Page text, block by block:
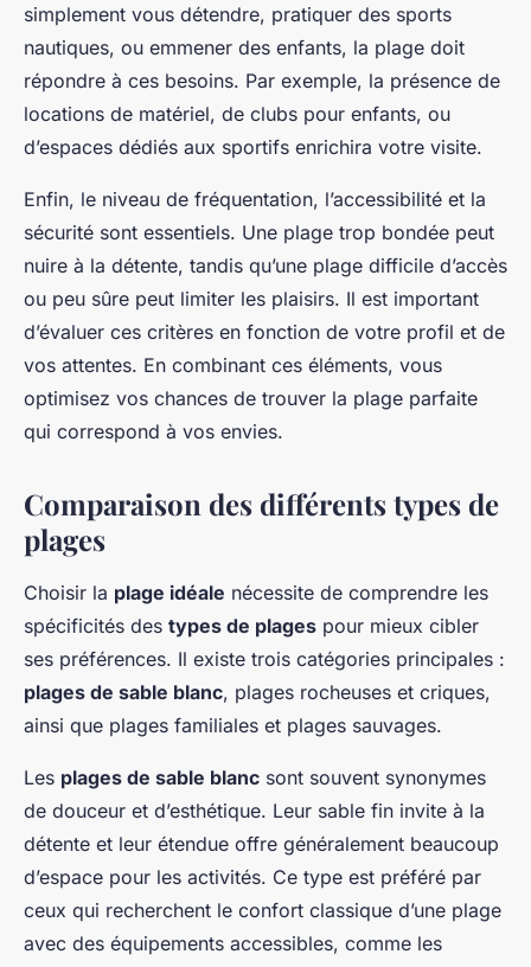
simplement vous détendre, pratiquer des sports
nautiques, ou emmener des enfants, la plage doit
répondre à ces besoins. Par exemple, la présence de
locations de matériel, de clubs pour enfants, ou
d’espaces dédiés aux sportifs enrichira votre visite.
Enfin, le niveau de fréquentation, l’accessibilité et la
sécurité sont essentiels. Une plage trop bondée peut
nuire à la détente, tandis qu’une plage difficile d’accès
ou peu sûre peut limiter les plaisirs. Il est important
d’évaluer ces critères en fonction de votre profil et de
vos attentes. En combinant ces éléments, vous
optimisez vos chances de trouver la plage parfaite
qui correspond à vos envies.
Comparaison des différents types de
plages
Choisir la plage idéale nécessite de comprendre les
spécificités des types de plages pour mieux cibler
ses préférences. Il existe trois catégories principales :
plages de sable blanc, plages rocheuses et criques,
ainsi que plages familiales et plages sauvages.
Les plages de sable blanc sont souvent synonymes
de douceur et d’esthétique. Leur sable fin invite à la
détente et leur étendue offre généralement beaucoup
d’espace pour les activités. Ce type est préféré par
ceux qui recherchent le confort classique d’une plage
avec des équipements accessibles, comme les